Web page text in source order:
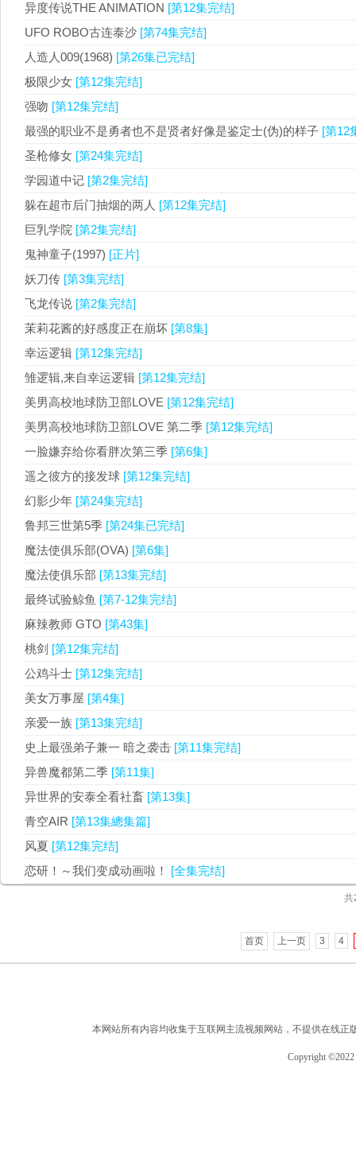
异度传说THE ANIMATION [第12集完结]
UFO ROBO古连泰沙 [第74集完结]
人造人009(1968) [第26集已完结]
极限少女 [第12集完结]
强吻 [第12集完结]
最强的职业不是勇者也不是贤者好像是鉴定士(伪)的样子 [第12
圣枪修女 [第24集完结]
学园道中记 [第2集完结]
躲在超市后门抽烟的两人 [第12集完结]
巨乳学院 [第2集完结]
鬼神童子(1997) [正片]
妖刀传 [第3集完结]
飞龙传说 [第2集完结]
茉莉花酱的好感度正在崩坏 [第8集]
幸运逻辑 [第12集完结]
雏逻辑,来自幸运逻辑 [第12集完结]
美男高校地球防卫部LOVE [第12集完结]
美男高校地球防卫部LOVE 第二季 [第12集完结]
一脸嫌弃给你看胖次第三季 [第6集]
遥之彼方的接发球 [第12集完结]
幻影少年 [第24集完结]
鲁邦三世第5季 [第24集已完结]
魔法使俱乐部(OVA) [第6集]
魔法使俱乐部 [第13集完结]
最终试验鲸鱼 [第7-12集完结]
麻辣教师 GTO [第43集]
桃剑 [第12集完结]
公鸡斗士 [第12集完结]
美女万事屋 [第4集]
亲爱一族 [第13集完结]
史上最强弟子兼一 暗之袭击 [第11集完结]
异兽魔都第二季 [第11集]
异世界的安泰全看社畜 [第13集]
青空AIR [第13集總集篇]
风夏 [第12集完结]
恋研！～我们变成动画啦！ [全集完结]
共
首页 上一页 3 4
本网站所有内容均收集于互联网主流视频网站，不提供在线
Copyright